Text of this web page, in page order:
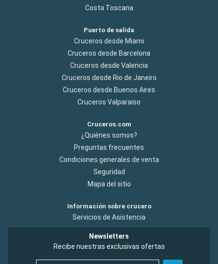
Costa Toscana
Puerto de salida
Cruceros desde Miami
Cruceros desde Barcelona
Cruceros desde Valencia
Cruceros desde Rio de Janeiro
Cruceros desde Buenos Aires
Cruceros Valparaiso
Cruceros.com
¿Quiénes somos?
Preguntas frecuentes
Condiciones generales de venta
Seguridad
Mapa del sitio
Información sobre crucero
Servicios de Asistencia
Newsletters
Recibe nuestras exclusivas ofertas